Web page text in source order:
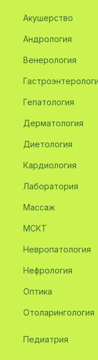
Акушерство
Андрология
Венерология
Гепатология
Дерматология
Диетология
Кардиология
Лаборатория
Массаж
МСКТ
Невропатология
Нефрология
Оптика
Отоларингология
Педиатрия